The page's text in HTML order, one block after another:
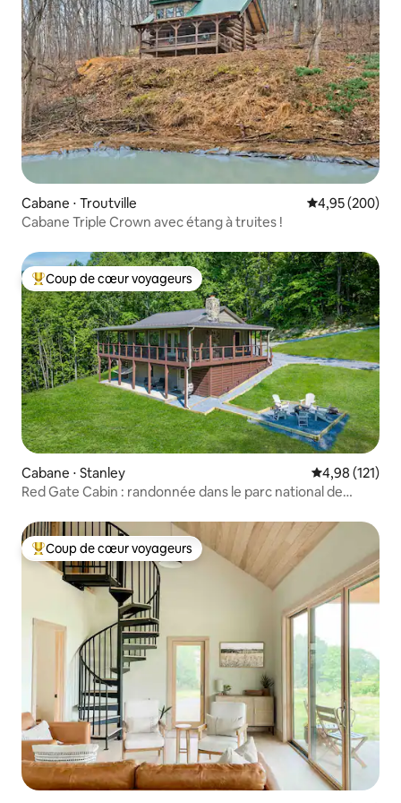
Cabane ⋅ Troutville Évaluation
4,95 (200)
Cabane Triple Crown avec étang à truites !
Coups de cœur voyageurs les plus appréciés
Coup de cœur voyageurs
Cabane ⋅ Stanley Évaluation
4,98 (121)
Red Gate Cabin : randonnée dans le parc national de
Coups de cœur voyageurs les plus appréciés
Coup de cœur voyageurs